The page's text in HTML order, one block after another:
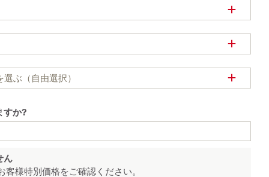
ぶ（自由選択）
すか?
ん
客様特別価格をご確認ください。